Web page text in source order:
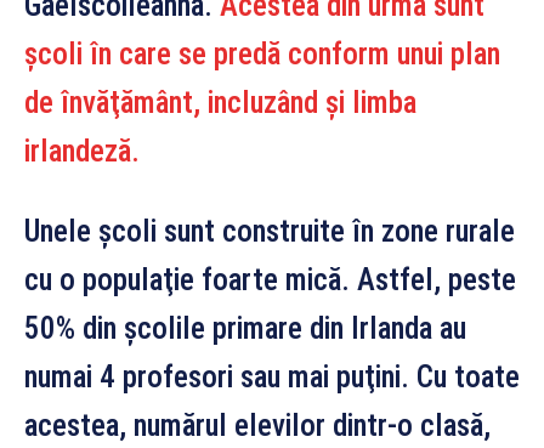
şcoli în care se predă conform unui plan
de învăţământ, incluzând şi limba
irlandeză.
Unele şcoli sunt construite în zone rurale
cu o populaţie foarte mică. Astfel, peste
50% din şcolile primare din Irlanda au
numai 4 profesori sau mai puţini. Cu toate
acestea, numărul elevilor dintr-o clasă,